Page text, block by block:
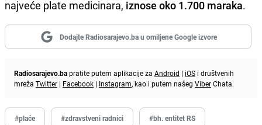
najveće plate medicinara, iznose oko 1.700 maraka.
Dodajte Radiosarajevo.ba u omiljene Google izvore
Radiosarajevo.bapratite putem aplikacije za Android | iOS i društvenih
mreža Twitter | Facebook | Instagram, kao i putem našeg ViberChata.
#plaće #zdravstveni radnici #bh. entitet RS